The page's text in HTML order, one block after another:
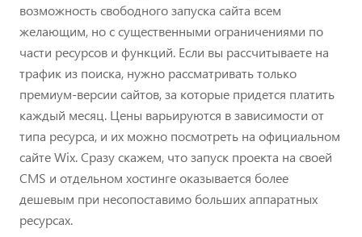
возможность свободного запуска сайта всем
желающим, но с существенными ограничениями по
части ресурсов и функций. Если вы рассчитываете на
трафик из поиска, нужно рассматривать только
премиум-версии сайтов, за которые придется платить
каждый месяц. Цены варьируются в зависимости от
типа ресурса, и их можно посмотреть на официальном
сайте Wix. Сразу скажем, что запуск проекта на своей
CMS и отдельном хостинге оказывается более
дешевым при несопоставимо больших аппаратных
ресурсах.